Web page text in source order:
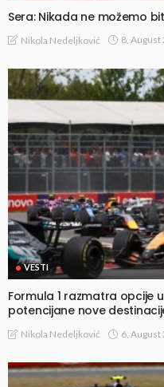
Sera: Nikada ne možemo
Nikola Nedeljković 8, August
VESTI
Formula 1 razmatra opcije
potencijane nove
Nikola Nedeljković 6, August